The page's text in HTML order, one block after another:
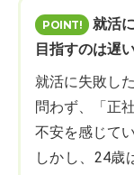
就活
目指すのは遅
就活に失敗し
問わず、「正
不安を感じて
しかし、24歳